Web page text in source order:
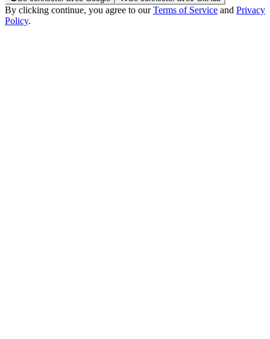
By clicking continue, you agree to our Terms of Service and Privacy
Policy.